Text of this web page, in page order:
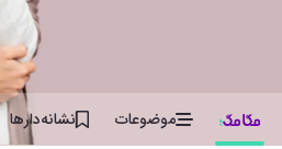
موضوعات نشانه‌دار‌ها